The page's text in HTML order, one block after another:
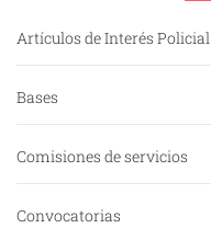
Artículos de Interés Policial
Bases
Comisiones de servicios
Convocatorias